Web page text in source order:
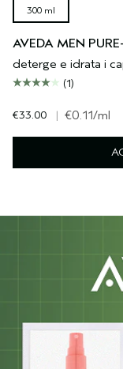
300 ml
AVEDA MEN
deterge e idrata i
(1)
€33.00 | €0.11/ml